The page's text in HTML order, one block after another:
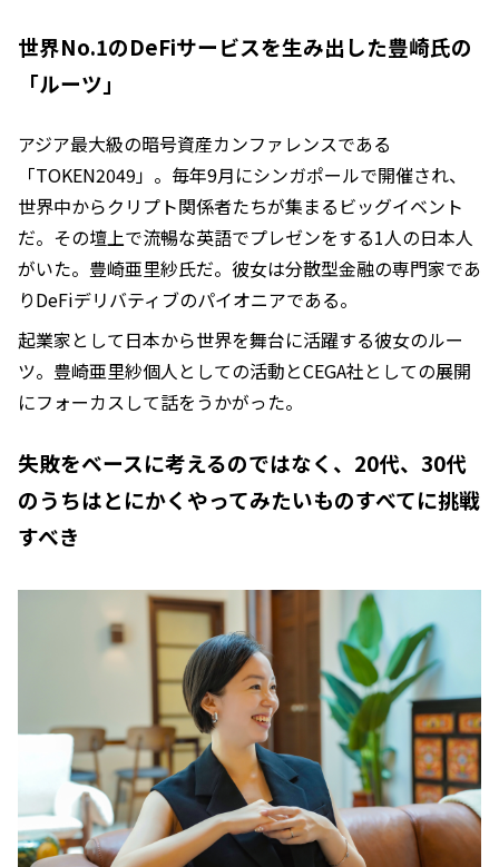
世界No.1のDeFiサービスを生み出した豊崎氏の
「ルーツ」
アジア最大級の暗号資産カンファレンスである
「TOKEN2049」。毎年9月にシンガポールで開催され、
世界中からクリプト関係者たちが集まるビッグイベント
だ。その壇上で流暢な英語でプレゼンをする1人の日本人
がいた。豊崎亜里紗氏だ。彼女は分散型金融の専門家であ
りDeFiデリバティブのパイオニアである。
起業家として日本から世界を舞台に活躍する彼女のルー
ツ。豊崎亜里紗個人としての活動とCEGA社としての展開
にフォーカスして話をうかがった。
失敗をベースに考えるのではなく、20代、30代
のうちはとにかくやってみたいものすべてに挑戦
すべき